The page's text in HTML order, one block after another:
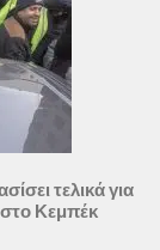
τελικά για
Κεμπέκ